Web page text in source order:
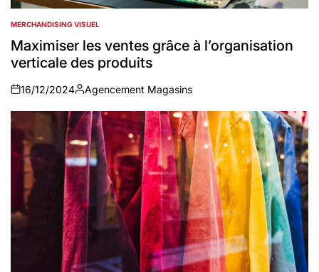
POSTED
IN
MERCHANDISING VISUEL
Maximiser les ventes grâce à l’organisation
verticale des produits
on
16/12/2024
Auteur
Agencement Magasins